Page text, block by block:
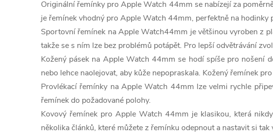
á
d
a
c
í
p
r
Originální řemínky pro Apple Watch 44mm se nabízejí za
je řemínek vhodný pro Apple Watch 44mm, perfektně na hodinky
Sportovní řemínek na Apple Watch44mm je většinou vyroben z
takže se s ním lze bez problémů potápět. Pro lepší odvětrávání
Kožený pásek na Apple Watch44mm se hodí spíše pro nošení
nebo lehce naolejovat, aby kůže nepopraskala. Kožený řemínek
Provlékací řemínky na Apple Watch 44mm lze velmi rychle
řemínek do požadované polohy.
Kovový řemínek pro Apple Watch 44mm je klasikou, která
několika článků, které můžete z řemínku odepnout a nastavit si